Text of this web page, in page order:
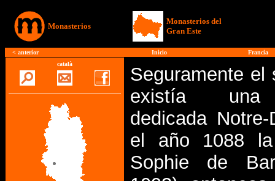
Monasterios
Monasterios del
Gran Este
< anterior Inicio
Francia
català
Seguramente el
existía una
dedicada
el año 1088 la
Sophie de